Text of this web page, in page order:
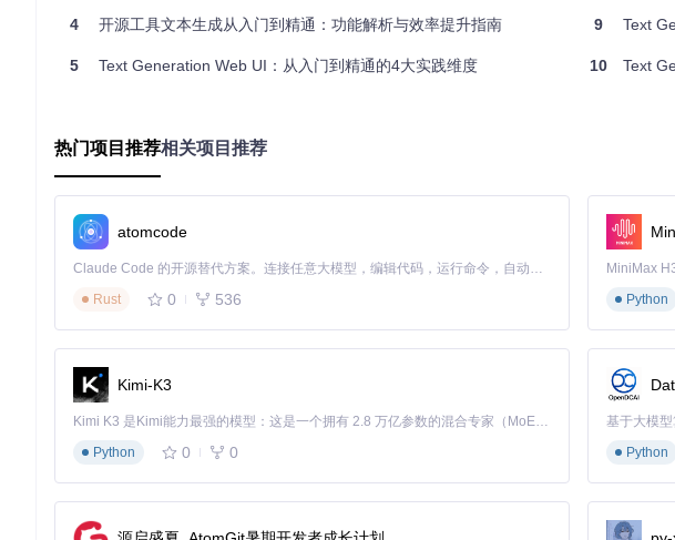
cd
text-generation-webui
Windows系统：
macOS系统 ：
cd text-generation-webui
[!TIP] 如果出现依赖安装失败的情况，可以尝试手动安装requirements目录下的对应依
环境配置完成后，运行以下命令启动Web服务：
服务启动成功后，在浏览器中访问终端显示的地址（通常是http://localhost:7860）即可开
进阶功能实战
4 开源工具文本生成从入门到精通：功能解析与效率提升指南
5 Text Generation Web UI：从入门到精通的4大实践维度
9 Text
10 Text
热门项目推荐相关项目推荐
atomcode
Claude Code 的开源替代方案。连接任意大模型，编辑代码，运行命令，自动验证 — 全自动执行。用 Rust 构建，极致性能。 ｜ An open-source alternative to Claude Code. Connect any LLM, edit code, run commands, and verify changes — autonomously. Built in Rust for speed. Get Started
Rust
0 536
Python
Kimi-K3
Kimi K3 是Kimi能力最强的模型：这是一个拥有 2.8 万亿参数的混合专家（MoE）模型，具备原生视觉理解能力，并支持 100 万 token 的上下文窗口。
Python
0 0
基于大模
Python